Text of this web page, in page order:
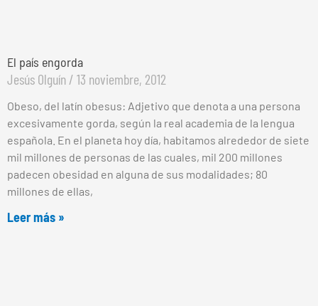
El país engorda
Jesús Olguín 13 noviembre, 2012
Obeso, del latín obesus: Adjetivo que denota a una persona
excesivamente gorda, según la real academia de la lengua
española. En el planeta hoy día, habitamos alrededor de siete
mil millones de personas de las cuales, mil 200 millones
padecen obesidad en alguna de sus modalidades; 80
millones de ellas,
Leer más »